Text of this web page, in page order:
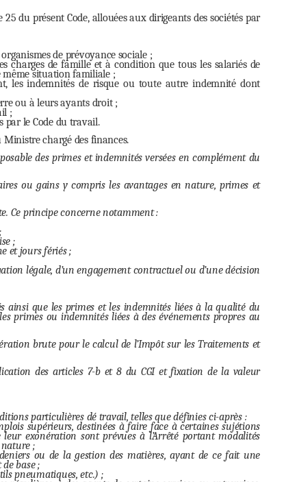
du présent Code, allouées aux dirigeants des sociétés par
de prévoyance sociale ;
charges de famille et à condition que tous les salariés de
même situation familiale ;
les indemnités de risque ou toute autre indemnité dont
ou à leurs ayants droit ;
;
par le Code du travail.
Ministre chargé des finances.
des primes et indemnités versées en complément du
ou gains y compris les avantages en nature, primes et
Ce principe concerne notamment :
;
et jours fériés ;
légale, d’un engagement contractuel ou d’une décision
ainsi que les primes et les indemnités liées à la qualité du
primes ou indemnités liées à des événements propres au
brute pour le calcul de l’Impôt sur les Traitements et
des articles 7-b et 8 du CGI et fixation de la valeur
particulières dé travail, telles que définies ci-après :
supérieurs, destinées à faire face à certaines sujétions
exonération sont prévues à l’Arrêté portant modalités
nature ;
ou de la gestion des matières, ayant de ce fait une
base ;
pneumatiques, etc.) ;